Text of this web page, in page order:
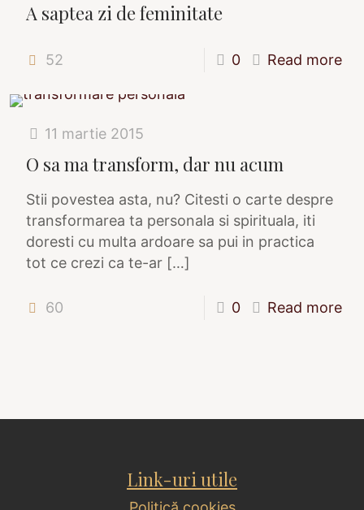
A saptea zi de feminitate
52 0 Read more
11 martie 2015
O sa ma transform, dar nu acum
Stii povestea asta, nu? Citesti o carte despre
transformarea ta personala si spirituala, iti
doresti cu multa ardoare sa pui in practica
tot ce crezi ca te-ar […]
60 0 Read more
Link-uri utile